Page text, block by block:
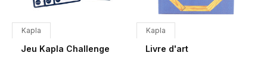
Kapla
Jeu Kapla Challenge
Kapla
Livre d'art